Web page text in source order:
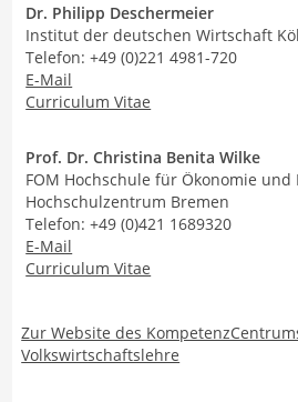
Dr. Philipp Deschermeier
Institut der deutschen Wirtschaft
Telefon: +49 (0)221 4981-720
E-Mail
Curriculum Vitae
Prof. Dr. Christina Benita Wilke
FOM Hochschule für Ökonomie und
Hochschulzentrum Bremen
Telefon: +49 (0)421 1689320
E-Mail
Curriculum Vitae
Zur Website des
Volkswirtschaftslehre